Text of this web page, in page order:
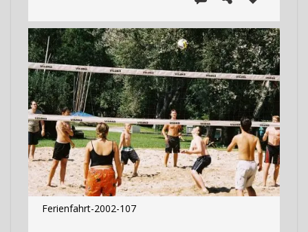
Ferienfahrt-2002-107